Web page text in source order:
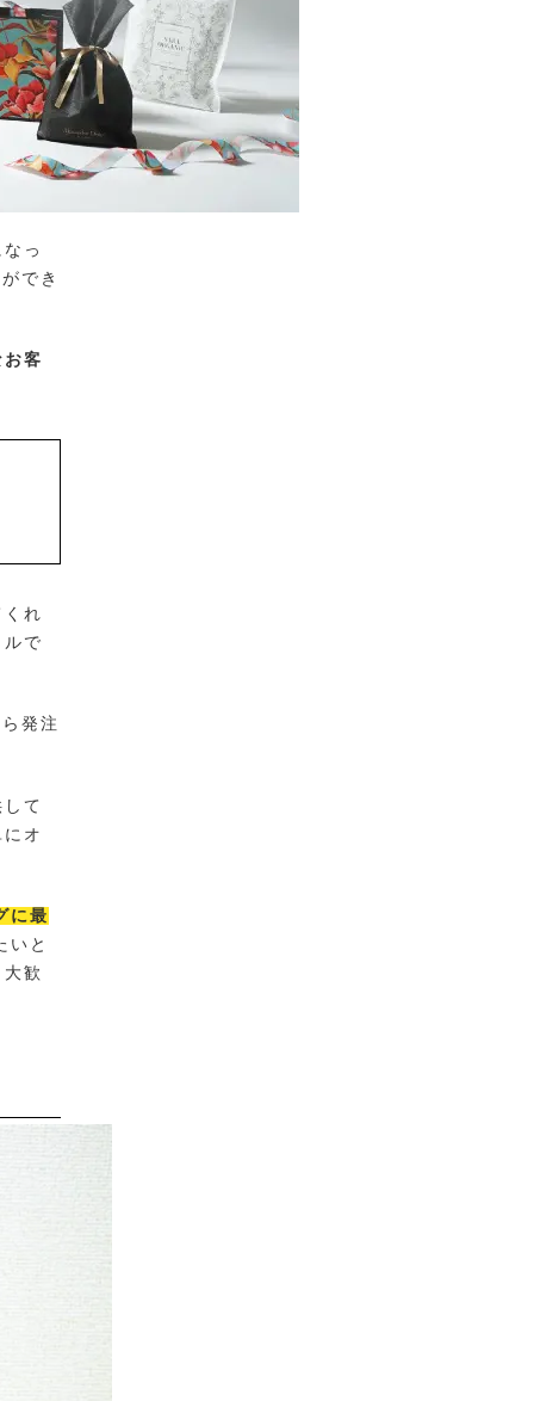
っ
でき
客
れ
で
発注
て
オ
に最
いと
歓